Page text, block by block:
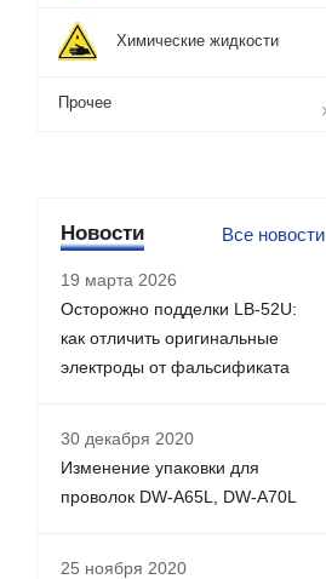
Химические жидкости
Прочее
Новости Все новости
19 марта 2026
Осторожно подделки LB-52U:
как отличить оригинальные
электроды от фальсификата
30 декабря 2020
Изменение упаковки для
проволок DW-A65L, DW-A70L
25 ноября 2020